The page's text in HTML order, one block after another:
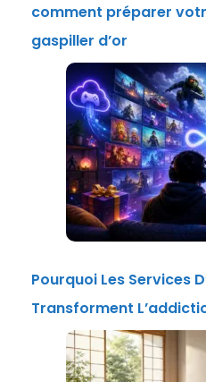
comment préparer
gaspiller d’or
Pourquoi Les Services
Transforment